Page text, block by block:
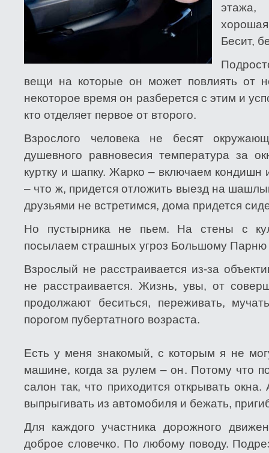
этажа,
Бесит,
вещи на которые он может повлиять от
некоторое время он разберется с этим и
кто отделяет первое от второго.
Взрослого человека не бесят
душевного равновесия температура за
куртку и шапку. Жарко – включаем
– что ж, придется отложить выезд на
друзьями не встретимся, дома придется
Но пустырника не пьем. На стены с
посылаем страшных угроз Большому Парню
Взрослый не расстраивается из-за
не расстраивается. Жизнь, увы, от
продолжают беситься, переживать,
порогом пубертатного возраста.
Есть у меня знакомый, с которым я не
машине, когда за рулем – он. Потому что
салон так, что приходится открывать окна.
выпрыгивать из автомобиля и бежать,
Для каждого участника дорожного
доброе словечко. По любому поводу.